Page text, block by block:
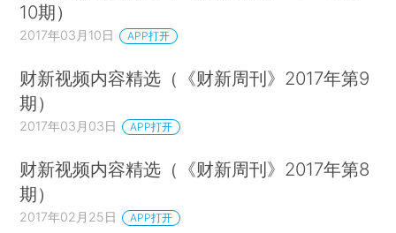
10期）
2017年03月10日 APP打开
财新视频内容精选（《财新周刊》2017年第9
期）
2017年03月03日 APP打开
财新视频内容精选（《财新周刊》2017年第8
期）
2017年02月25日 APP打开